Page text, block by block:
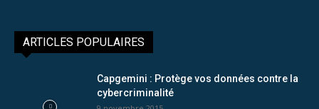
ARTICLES POPULAIRES
Capgemini : Protège vos données contre la
cybercriminalité